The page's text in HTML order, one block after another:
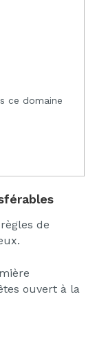
ce domaine
de
ouvert à la